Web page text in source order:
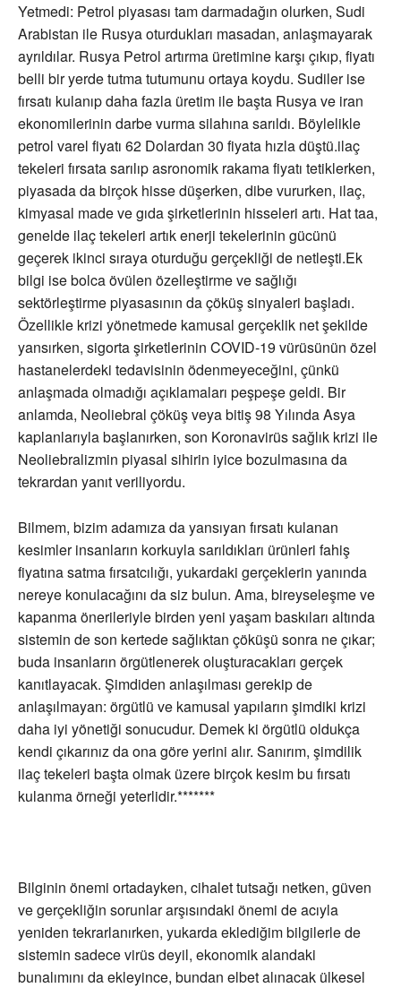
Yetmedi: Petrol piyasası tam darmadağın olurken, Sudi
Arabistan ile Rusya oturdukları masadan, anlaşmayarak
ayrıldılar. Rusya Petrol artırma üretimine karşı çıkıp, fiyatı
belli bir yerde tutma tutumunu ortaya koydu. Sudiler ise
fırsatı kulanıp daha fazla üretim ile başta Rusya ve iran
ekonomilerinin darbe vurma silahına sarıldı. Böylelikle
petrol varel fiyatı 62 Dolardan 30 fiyata hızla düştü.ilaç
tekeleri fırsata sarılıp asronomik rakama fiyatı tetiklerken,
piyasada da birçok hisse düşerken, dibe vururken, ilaç,
kimyasal made ve gıda şirketlerinin hisseleri artı. Hat taa,
genelde ilaç tekeleri artık enerji tekelerinin gücünü
geçerek ikinci sıraya oturduğu gerçekliği de netleşti.Ek
bilgi ise bolca övülen özelleştirme ve sağlığı
sektörleştirme piyasasının da çöküş sinyaleri başladı.
Özellikle krizi yönetmede kamusal gerçeklik net şekilde
yansırken, sigorta şirketlerinin COVID-19 vürüsünün özel
hastanelerdeki tedavisinin ödenmeyeceğini, çünkü
anlaşmada olmadığı açıklamaları peşpeşe geldi. Bir
anlamda, Neoliebral çöküş veya bitiş 98 Yılında Asya
kaplanlarıyla başlanırken, son Koronavirüs sağlık krizi ile
Neoliebralizmin piyasal sihirin iyice bozulmasına da
tekrardan yanıt veriliyordu.
Bilmem, bizim adamıza da yansıyan fırsatı kulanan
kesimler insanların korkuyla sarıldıkları ürünleri fahiş
fiyatına satma fırsatcılığı, yukardaki gerçeklerin yanında
nereye konulacağını da siz bulun. Ama, bireyseleşme ve
kapanma önerileriyle birden yeni yaşam baskıları altında
sistemin de son kertede sağlıktan çöküşü sonra ne çıkar;
buda insanların örgütlenerek oluşturacakları gerçek
kanıtlayacak. Şimdiden anlaşılması gerekip de
anlaşılmayan: örgütlü ve kamusal yapıların şimdiki krizi
daha iyi yönetiği sonucudur. Demek ki örgütlü oldukça
kendi çıkarınız da ona göre yerini alır. Sanırım, şimdilik
ilaç tekeleri başta olmak üzere birçok kesim bu fırsatı
kulanma örneği yeterlidir.*******
Bilginin önemi ortadayken, cihalet tutsağı netken, güven
ve gerçekliğin sorunlar arşısındaki önemi de acıyla
yeniden tekrarlanırken, yukarda eklediğim bilgilerle de
sistemin sadece virüs deyil, ekonomik alandaki
bunalımını da ekleyince, bundan elbet alınacak ülkesel